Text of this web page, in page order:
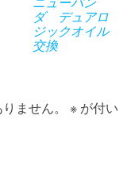
ダ デュアロ
ジックオイル
交換
ません。 ※ が付い